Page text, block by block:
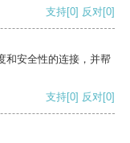
支持[0] 反对[0]
和安全性的连接，并帮
支持[0] 反对[0]